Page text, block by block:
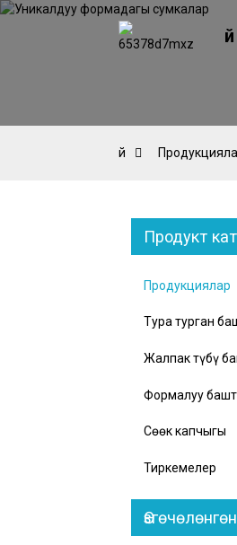
Үй
Үй
Продукт
Продукциялар
Тура турган
Жалпак түбү
Формалуу
Сөөк капчыгы
Тиркемелер